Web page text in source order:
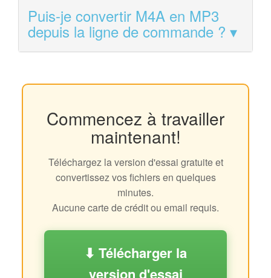
Puis-je convertir M4A en MP3
depuis la ligne de commande ?
Commencez à travailler
maintenant!
Téléchargez la version d'essai gratuite et
convertissez vos fichiers en quelques
minutes.
Aucune carte de crédit ou email requis.
⬇ Télécharger la
version d'essai